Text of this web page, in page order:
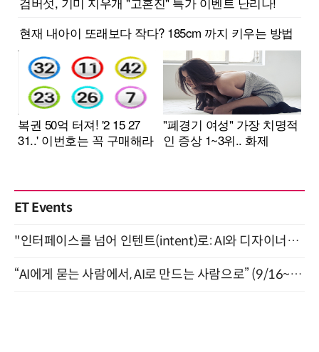
ET Events
"인터페이스를 넘어 인텐트(intent)로: AI와 디자이너가 함께 만드는 공존의 UX" 강남역 (9/2)
“AI에게 묻는 사람에서, AI로 만드는 사람으로” (9/16~17)